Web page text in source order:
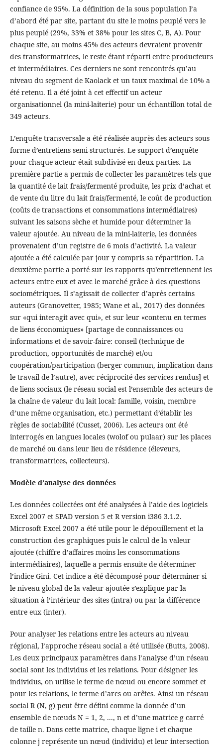
confiance de 95%. La définition de la sous population l’a
d’abord été par site, partant du site le moins peuplé vers le
plus peuplé (29%, 33% et 38% pour les sites C, B, A). Pour
chaque site, au moins 45% des acteurs devraient provenir
des transformatrices, le reste étant réparti entre producteurs
et intermédiaires. Ces derniers ne sont rencontrés qu’au
niveau du segment de Kaolack et un taux maximal de 10% a
été retenu. Il a été joint à cet effectif un acteur
organisationnel (la mini-laiterie) pour un échantillon total de
349 acteurs.
L’enquête transversale a été réalisée auprès des acteurs sous
forme d’entretiens semi-structurés. Le support d’enquête
pour chaque acteur était subdivisé en deux parties. La
première partie a permis de collecter les paramètres tels que
la quantité de lait frais/fermenté produite, les prix d’achat et
de vente du litre du lait frais/fermenté, le coût de production
(coûts de transactions et consommations intermédiaires)
suivant les saisons sèche et humide pour déterminer la
valeur ajoutée. Au niveau de la mini-laiterie, les données
provenaient d’un registre de 6 mois d’activité. La valeur
ajoutée a été calculée par jour y compris sa répartition. La
deuxième partie a porté sur les rapports qu’entretiennent les
acteurs entre eux et avec le marché grâce à des questions
sociométriques. Il s’agissait de collecter d’après certains
auteurs (Granovetter, 1985; Wane et al., 2017) des données
sur «qui interagit avec qui», et sur leur «contenu en termes
de liens économiques» [partage de connaissances ou
informations et de savoir-faire: conseil (technique de
production, opportunités de marché) et/ou
coopération/participation (berger commun, implication dans
le travail de l’autre), avec réciprocité des services rendus] et
de liens sociaux (le réseau social est l’ensemble des acteurs de
la chaîne de valeur du lait local: famille, voisin, membre
d’une même organisation, etc.) permettant d’établir les
règles de sociabilité (Cusset, 2006). Les acteurs ont été
interrogés en langues locales (wolof ou pulaar) sur les places
de marché ou dans leur lieu de résidence (éleveurs,
transformatrices, collecteurs).
Modèle d’analyse des données
Les données collectées ont été analysées à l’aide des logiciels
Excel 2007 et SPAD version 5 et R version i386 3.1.2.
Microsoft Excel 2007 a été utile pour le dépouillement et la
construction des graphiques puis le calcul de la valeur
ajoutée (chiffre d’affaires moins les consommations
intermédiaires), laquelle a permis ensuite de déterminer
l’indice Gini. Cet indice a été décomposé pour déterminer si
le niveau global de la valeur ajoutée s’explique par la
situation à l’intérieur des sites (intra) ou par la différence
entre eux (inter).
Pour analyser les relations entre les acteurs au niveau
régional, l’approche réseau social a été utilisée (Butts, 2008).
Les deux principaux paramètres dans l’analyse d’un réseau
social sont les individus et les relations. Pour désigner les
individus, on utilise le terme de nœud ou encore sommet et
pour les relations, le terme d’arcs ou arêtes. Ainsi un réseau
social R (N, g) peut être défini comme la donnée d’un
ensemble de nœuds N = 1, 2, ..., n et d’une matrice g carré
de taille n. Dans cette matrice, chaque ligne i et chaque
colonne j représente un nœud (individu) et leur intersection